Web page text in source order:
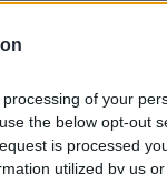
of your
the below opt-out
is processed
utilized by us
Moretta (65)
Morozzo (27)